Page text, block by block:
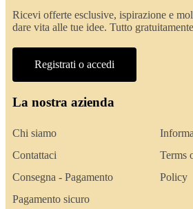
Ricevi offerte esclusive, ispirazione e
dare vita alle tue idee. Tutto
Registrati o accedi
La nostra azienda
Chi siamo
Contattaci
Consegna - Pagamento
Pagamento sicuro
Terms
Policy